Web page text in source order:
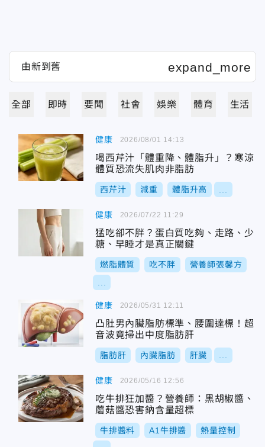
全部 即時 要聞 社會 娛樂 體育 生活
健康
喝西芹汁「體重降、體脂升」？寒涼
體質恐流失肌肉非脂肪
西芹汁 減重 體脂升高
2026/08/01 14:13
健康
猛吃卻不胖？蛋白質吃夠、走路、少
糖、早睡才是真正關鍵
燃脂體質 吃不胖 營養師張馨方
2026/07/22 11:29
健康
凸肚男內臟脂肪標準、腰圍達標！超
音波竟掃出中度脂肪肝
脂肪肝 內臟脂肪 肝臟
2026/05/31 12:11
健康
吃牛排狂加醬？營養師：黑胡椒醬、
蘑菇醬恐害鈉含量超標
牛排醬料 A1牛排醬 熱量控制
2026/05/16 12:56